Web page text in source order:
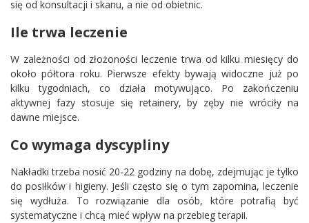
się od konsultacji i skanu, a nie od obietnic.
Ile trwa leczenie
W zależności od złożoności leczenie trwa od kilku miesięcy do
około półtora roku. Pierwsze efekty bywają widoczne już po
kilku tygodniach, co działa motywująco. Po zakończeniu
aktywnej fazy stosuje się retainery, by zęby nie wróciły na
dawne miejsce.
Co wymaga dyscypliny
Nakładki trzeba nosić 20-22 godziny na dobę, zdejmując je tylko
do posiłków i higieny. Jeśli często się o tym zapomina, leczenie
się wydłuża. To rozwiązanie dla osób, które potrafią być
systematyczne i chcą mieć wpływ na przebieg terapii.